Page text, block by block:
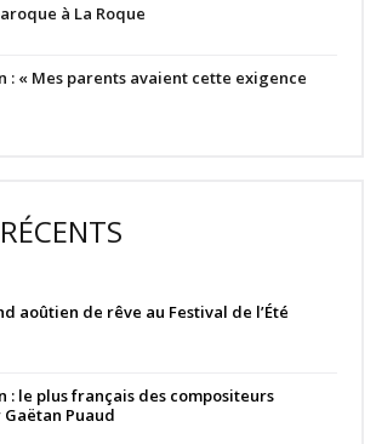
à La Roque
: « Mes parents avaient cette exigence
aoûtien de rêve au Festival de l’Été
: le plus français des compositeurs
Puaud